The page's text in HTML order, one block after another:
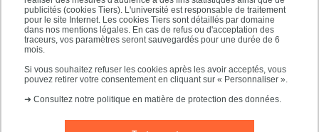
publicités (cookies Tiers). L'université est responsable de traitement
pour le site Internet. Les cookies Tiers sont détaillés par domaine
dans nos mentions légales. En cas de refus ou d'acceptation des
traceurs, vos paramètres seront sauvegardés pour une durée de 6
mois.
Si vous souhaitez refuser les cookies après les avoir acceptés, vous
pouvez retirer votre consentement en cliquant sur « Personnaliser ».
➜ Consultez notre politique en matière de protection des données.
Faculté des lettres, langues et sciences
humaines
61, avenue du Général de Gaulle
94010 Créteil